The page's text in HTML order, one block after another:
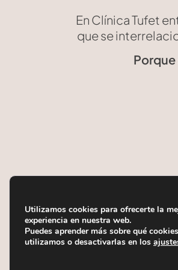
En Clínica Tufet
que se
Porque
Utilizamos cookies para ofrecerte la
experiencia en nuestra web.
Puedes aprender más sobre qué cookies
utilizamos o desactivarlas en los